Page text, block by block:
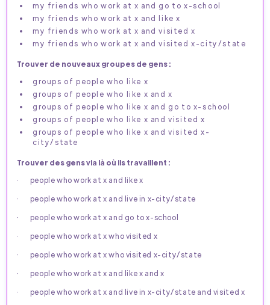
my friends who work at x and go to x-school
my friends who work at x and like x
my friends who work at x and visited x
my friends who work at x and visited x-city/state
Trouver de nouveaux groupes de gens :
groups of people who like x
groups of people who like x and x
groups of people who like x and go to x-school
groups of people who like x and visited x
groups of people who like x and visited x-
city/state
Trouver des gens via là où ils travaillent :
· people who work at x and like x
· people who work at x and live in x-city/state
· people who work at x and go to x-school
· people who work at x who visited x
· people who work at x who visited x-city/state
· people who work at x and like x and x
· people who work at x and live in x-city/state and visited x